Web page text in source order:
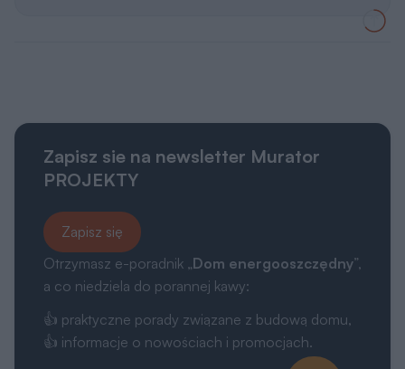
Zapisz sie na newsletter Murator
PROJEKTY
Zapisz się
Otrzymasz e-poradnik „Dom energooszczędny”,
a co niedziela do porannej kawy:
👍 praktyczne porady związane z budową domu,
👍 informacje o nowościach i promocjach.